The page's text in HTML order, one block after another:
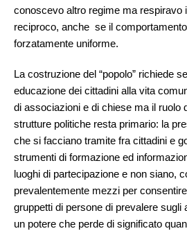
conoscevo altro regime ma respiravo
reciproco, anche se il
forzatamente uniforme.
La costruzione del “popolo” richiede
educazione dei cittadini alla vita
di associazioni e di chiese ma il ruolo
strutture politiche resta primario: la
che si facciano tramite fra cittadini e
strumenti di formazione ed
luoghi di partecipazione e non siano,
prevalentemente mezzi per
gruppetti di persone di prevalere sugli
un potere che perde di significato